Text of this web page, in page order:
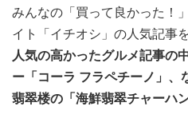
みんなの「買って良かった！
イト「イチオシ」の人気記事
人気の高かったグルメ記事の
ー「コーラ フラペチーノ」、
翡翠楼の「海鮮翡翠チャーハ